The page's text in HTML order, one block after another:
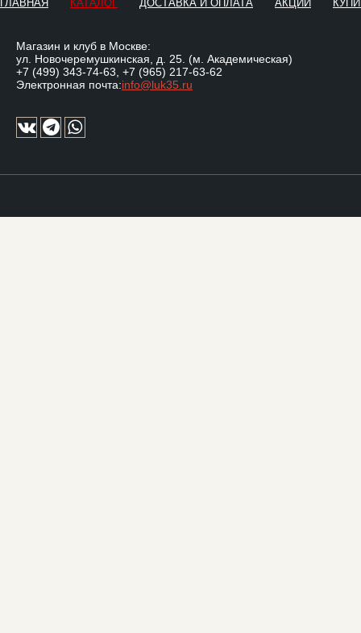
ГЛАВНАЯ КАТАЛОГ ДОСТАВКА И ОПЛАТА АКЦИИ
Магазин и клуб в Москве:
ул. Новочеремушкинская, д. 25. (м. Академическая)
+7 (499) 343-74-63 +7 (965) 217-63-62
Электронная почта:info@luk35.ru